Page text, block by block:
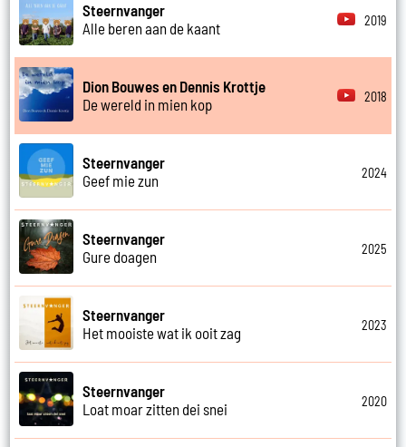
Steernvanger
Alle beren aan de kaant
2019
Dion Bouwes en Dennis Krottje
De wereld in mien kop
2018
Steernvanger
Geef mie zun
2024
Steernvanger
Gure doagen
2025
Steernvanger
Het mooiste wat ik ooit zag
2023
Steernvanger
Loat moar zitten dei snei
2020